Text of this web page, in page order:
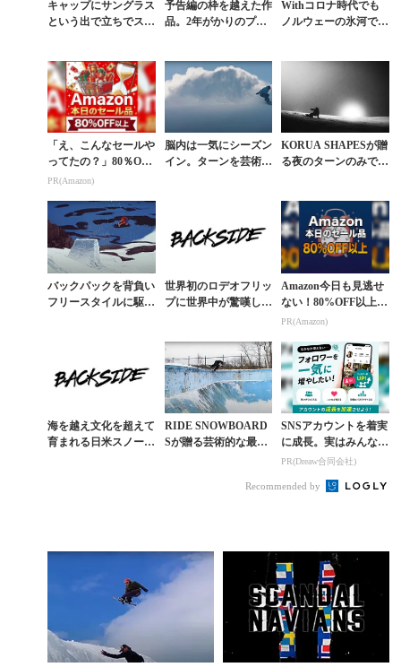
キャップにサングラス
という出で立ちでスト
予告編の枠を越えた作
品。2年がかりのプロ
Withコロナ時代でも
ノルウェーの氷河では
「え、こんなセールや
ってたの？」80％OFF
以上が続々登場！Am
PR(Amazon)
脳内は一気にシーズン
イン。ターンを芸術へ
KORUA SHAPESが贈
る夜のターンのみで観
バックパックを背負い
フリースタイルに駆る
世界初のロデオフリッ
プに世界中が驚嘆した
Amazon今日も見逃せ
ない！80%OFF以上が
続々登場
PR(Amazon)
海を越え文化を超えて
育まれる日米スノーボ
RIDE SNOWBOARD
Sが贈る芸術的な最新
SNSアカウントを着実
に成長。実はみんなコ
コ使ってます。
PR(Dreaw合同会社)
Recommended by